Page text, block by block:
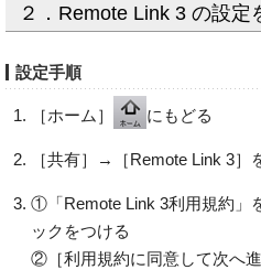
２．Remote Link 3 の設定
設定手順
［ホーム］ にもどる
［共有］→［Remote Link 3］
①「Remote Link 3利用規約」
ックをつける
②［利用規約に同意して次へ